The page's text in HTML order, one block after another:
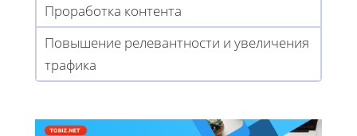
Проработка контента
Повышение релевантности и увеличения
трафика